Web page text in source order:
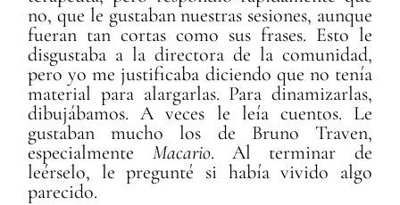
no, que le gustaban nuestras sesiones, aunque
fueran tan cortas como sus frases. Esto le
disgustaba a la directora de la comunidad,
pero yo me justificaba diciendo que no tenía
material para alargarlas. Para dinamizarlas,
dibujábamos. A veces le leía cuentos. Le
gustaban mucho los de Bruno Traven,
especialmente Macario. Al terminar de
leérselo, le pregunté si había vivido algo
parecido.